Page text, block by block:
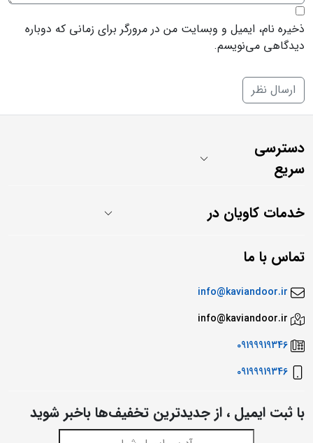
ذخیره نام، ایمیل و وبسایت من در مرورگر برای زمانی که دوباره
دیدگاهی می‌نویسم.
دسترسی
سریع
خدمات کاویان در
تماس با ما
info@kaviandoor.ir
info@kaviandoor.ir
09199919346
09199919346
با ثبت ایمیل ، از جدید‌ترین تخفیف‌ها با‌خبر شوید